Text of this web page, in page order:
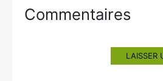
Commentaires
LAISSER